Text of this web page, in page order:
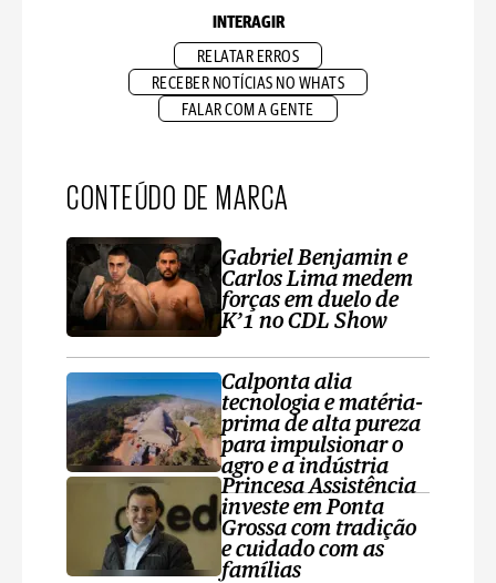
INTERAGIR
RELATAR ERROS
RECEBER NOTÍCIAS NO WHATS
FALAR COM A GENTE
CONTEÚDO DE MARCA
Gabriel Benjamin e
Carlos Lima medem
forças em duelo de
K’1 no CDL Show
Calponta alia
tecnologia e matéria-
prima de alta pureza
para impulsionar o
agro e a indústria
Princesa Assistência
investe em Ponta
Grossa com tradição
e cuidado com as
famílias